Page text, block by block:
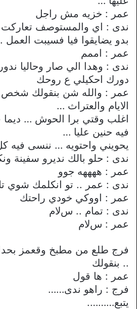
عمر : خزيه مش راجل
ندى : اي والمستوصف
بدو يضايقوا فيا فسيبت العمل .
عمر : اممم
ندى : وهدا الي صار وحاليا
دورك احكيلي ع روحك
عمر : والله شن بنقولك شخص
اﻻيام والعتراث …
اغلب وقتي برا الحوش …
فيه حنين عليا …
يحويني واحتويه … ننسى فيه
ندى : حلو بالك نديرو سفينة
عمر : ههههه جوو
ندى : عمر .. تو انكلمك شوي
عمر : اووكي خودي راحتك
ندى : تمام .. سﻻم
عمر : سﻻم
فرج طلع من مطبخ وقعمز
.. بنقولك
عمر : ها قول
فرج : راهو ندى……
يتبع……….